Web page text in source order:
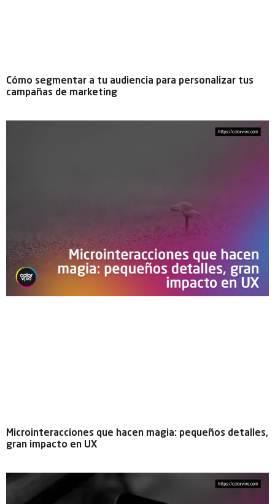
Cómo segmentar a tu audiencia para personalizar tus
campañas de marketing
Microinteracciones que hacen magia: pequeños detalles,
gran impacto en UX